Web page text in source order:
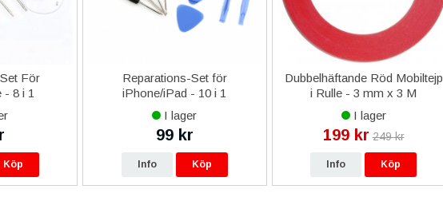
För
- 8 i 1
Köp
Reparations-Set för
iPhone/iPad - 10 i 1
I lager
99 kr
Info Köp
Dubbelhäftande Röd Mobiltejp
i Rulle - 3 mm x 3 M
I lager
199 kr 249 kr
Info Köp